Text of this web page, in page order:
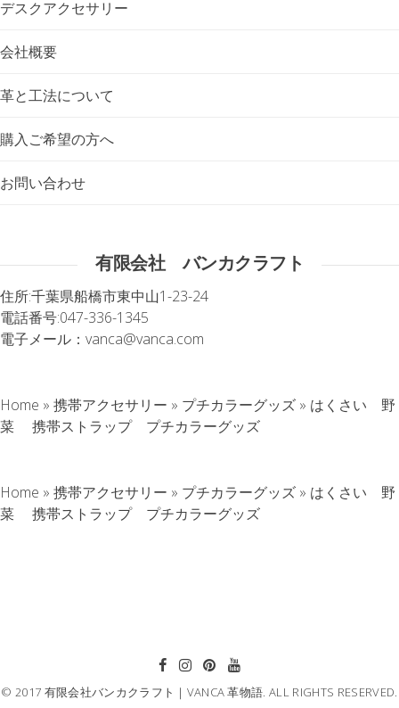
デスクアクセサリー
会社概要
革と工法について
購入ご希望の方へ
お問い合わせ
有限会社 バンカクラフト
住所:千葉県船橋市東中山1-23-24
電話番号:047-336-1345
電子メール： vanca@vanca.com
Home » 携帯アクセサリー » プチカラーグッズ » はくさい 野
菜 携帯ストラップ プチカラーグッズ
Home » 携帯アクセサリー » プチカラーグッズ » はくさい 野
菜 携帯ストラップ プチカラーグッズ
© 2017 有限会社バンカクラフト｜VANCA 革物語. ALL RIGHTS RESERVED.